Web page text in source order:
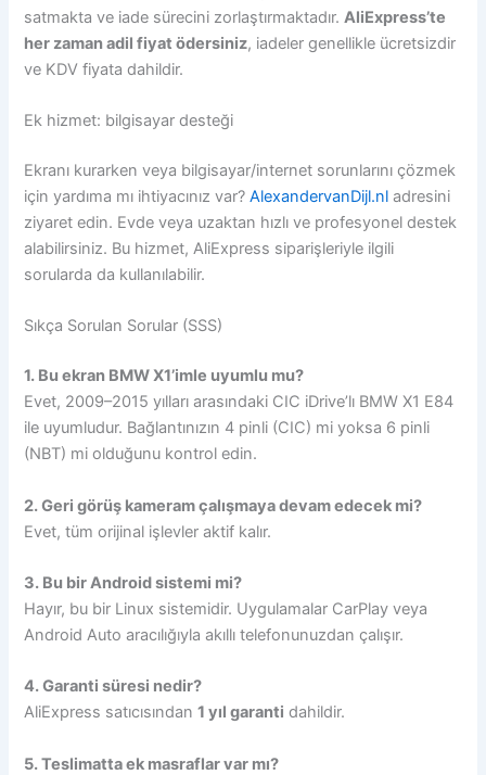
satmakta ve iade sürecini zorlaştırmaktadır.AliExpress’te
her zaman adil fiyat ödersiniz, iadeler genellikle ücretsizdir
ve KDV fiyata dahildir.
Ek hizmet: bilgisayar desteği
Ekranı kurarken veya bilgisayar/internet sorunlarını çözmek
için yardıma mı ihtiyacınız var?AlexandervanDijl.nl adresini
ziyaret edin. Evde veya uzaktan hızlı ve profesyonel destek
alabilirsiniz. Bu hizmet, AliExpress siparişleriyle ilgili
sorularda da kullanılabilir.
Sıkça Sorulan Sorular (SSS)
1. Bu ekran BMW X1’imle uyumlu mu?
Evet, 2009–2015 yılları arasındaki CIC iDrive’lı BMW X1 E84
ile uyumludur. Bağlantınızın 4 pinli (CIC) mi yoksa 6 pinli
(NBT) mi olduğunu kontrol edin.
2. Geri görüş kameram çalışmaya devam edecek mi?
Evet, tüm orijinal işlevler aktif kalır.
3. Bu bir Android sistemi mi?
Hayır, bu bir Linux sistemidir. Uygulamalar CarPlay veya
Android Auto aracılığıyla akıllı telefonunuzdan çalışır.
4. Garanti süresi nedir?
AliExpress satıcısından1 yıl garanti dahildir.
5. Teslimatta ek masraflar var mı?